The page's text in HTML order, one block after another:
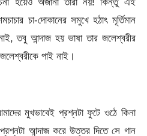
চা-দোকানের সমুখে হঠাৎ মূর্তিমান
তবু আন্দাজ হয় ভাষা তার জলেশ্বরীর
পাই নাই।
মুখভাবেই প্রশ্নটা ফুটে ওঠে কিনা
আন্দাজ করে উত্তর দিতে সে গান